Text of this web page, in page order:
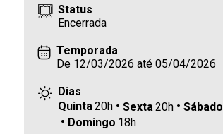
Status
Encerrada
Temporada
De 12/03/2026 até 05/04/2026
Dias
Quinta20h Sexta20h Sábado
Domingo 18h